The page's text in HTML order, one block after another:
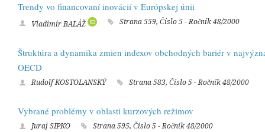
Trendy vo financovaní inovácií v Európskej únii
Vladimír BALÁŽ Strana 559, Číslo 5 - Ročník 48/2000
Štruktúra a dynamika zmien indexov obchodných bariér v
OECD
Rudolf KOSTOLANSKÝ Strana 583, Číslo 5 - Ročník 48/2000
Vybrané problémy v oblasti kurzových režimov
Juraj SIPKO Strana 595, Číslo 5 - Ročník 48/2000